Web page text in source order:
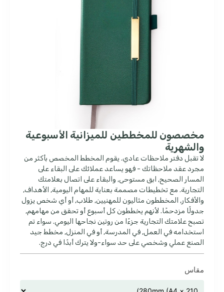
مخصصون للمخططين للميزانية الأسبوعية
والشهرية
لا تقبل دفتر ملاحظات عادي. يقوم المخطط المخصص بأكثر من
مجرد عقد ملاحظاتك - فهو يساعد عملائك على البقاء على
المسار الصحيح, ابق مستوحى, والبقاء على اتصال بعلامتك
التجارية. مع تخطيطات مصممة بعناية للمهام اليومية, الأهداف,
والأفكار, المخططون مثاليون للمهنيين, طلاب, أو أي شخص يزول
جدولًا مزدحمًا. لأنهم يخططون كل أسبوع أو تحقق من مهامهم,
تصبح علامتك التجارية جزءًا من روتين نجاحها اليومي. سواء تم
استخدامه في العمل, في المدرسة, أو في المنزل, مخطط جيد
الصنع عملي وشخصي على حد سواء-ولا يترك أبدًا في درج.
مقاس